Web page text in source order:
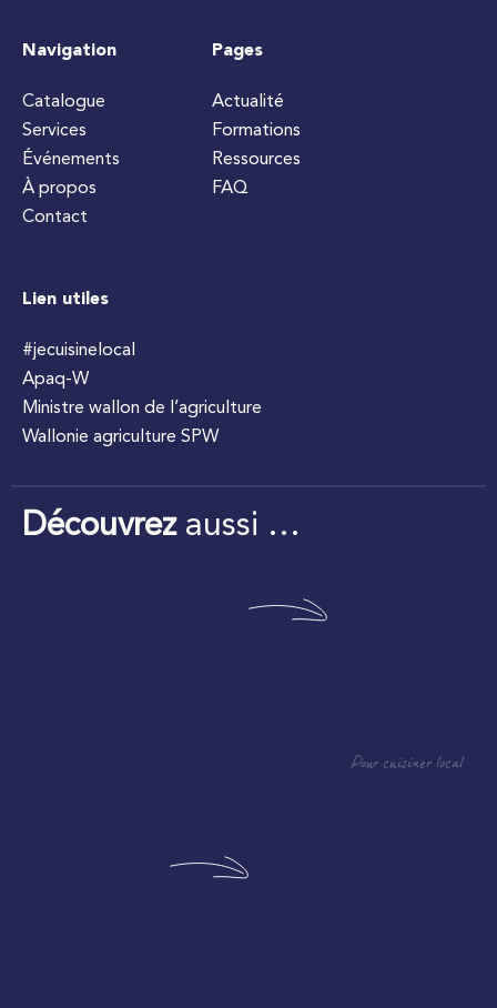
Navigation
Catalogue
Services
Événements
À propos
Contact
Pages
Actualité
Formations
Ressources
FAQ
Lien utiles
#jecuisinelocal
Apaq-W
Ministre wallon de l’agriculture
Wallonie agriculture SPW
Découvrezaussi …
Pour cuisiner local